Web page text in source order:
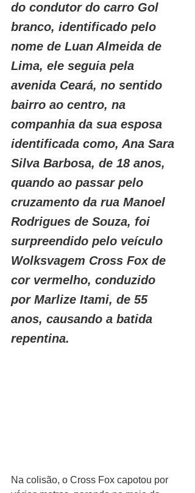
do condutor do carro Gol
branco, identificado pelo
nome de Luan Almeida de
Lima, ele seguia pela
avenida Ceará, no sentido
bairro ao centro, na
companhia da sua esposa
identificada como, Ana Sara
Silva Barbosa, de 18 anos,
quando ao passar pelo
cruzamento da rua Manoel
Rodrigues de Souza, foi
surpreendido pelo veículo
Wolksvagem Cross Fox de
cor vermelho, conduzido
por Marlize Itami, de 55
anos, causando a batida
repentina.
Na colisão, o Cross Fox capotou por